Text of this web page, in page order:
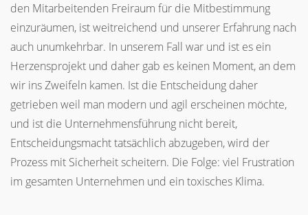
den Mitarbeitenden Freiraum für die Mitbestimmung
einzuräumen, ist weitreichend und unserer Erfahrung nach
auch unumkehrbar. In unserem Fall war und ist es ein
Herzensprojekt und daher gab es keinen Moment, an dem
wir ins Zweifeln kamen. Ist die Entscheidung daher
getrieben weil man modern und agil erscheinen möchte,
und ist die Unternehmensführung nicht bereit,
Entscheidungsmacht tatsächlich abzugeben, wird der
Prozess mit Sicherheit scheitern. Die Folge: viel Frustration
im gesamten Unternehmen und ein toxisches Klima.